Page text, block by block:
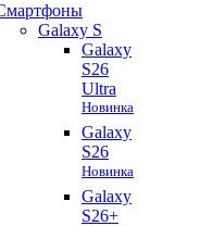
Galaxy S
Galaxy
S26
Ultra
Новинка
Galaxy
S26
Новинка
Galaxy
S26+